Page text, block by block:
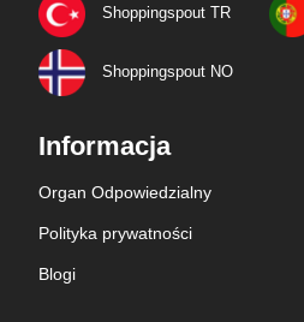
Shoppingspout TR
Shoppingspout NO
Informacja
Organ Odpowiedzialny
Polityka prywatności
Blogi